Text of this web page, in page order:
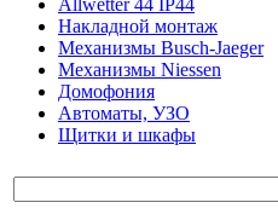
Allwetter 44 IP44
Накладной монтаж
Механизмы Busch-Jaeger
Механизмы Niessen
Домофония
Автоматы, УЗО
Щитки и шкафы